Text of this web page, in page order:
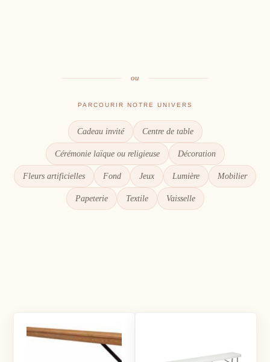
ou
PARCOURIR NOTRE UNIVERS
Cadeau invité Centre de table
Cérémonie laïque ou religieuse Décoration
Fleurs artificielles Fond Jeux Lumière Mobilier
Papeterie Textile Vaisselle